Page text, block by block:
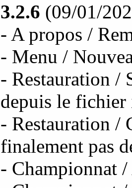
3.2.6 (09/01/
- A propos /
- Menu /
- Restauration /
depuis le fichier
- Restauration /
finalement pas
- Championnat